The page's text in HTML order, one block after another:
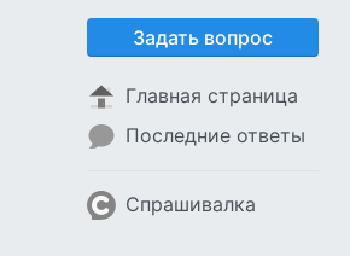
Задать вопрос
Главная страница
Последние ответы
Спрашивалка